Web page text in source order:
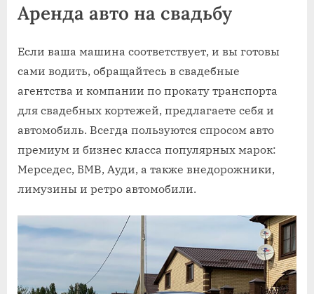
Аренда авто на свадьбу
Если ваша машина соответствует, и вы готовы
сами водить, обращайтесь в свадебные
агентства и компании по прокату транспорта
для свадебных кортежей, предлагаете себя и
автомобиль. Всегда пользуются спросом авто
премиум и бизнес класса популярных марок:
Мерседес, БМВ, Ауди, а также внедорожники,
лимузины и ретро автомобили.